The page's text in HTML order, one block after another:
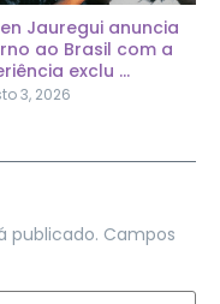
Jauregui anuncia
ao Brasil com a
exclu ...
3, 2026
publicado. Campos